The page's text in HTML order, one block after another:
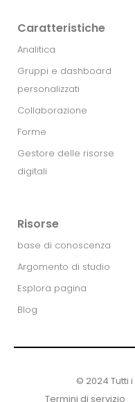
Caratteristiche
Analitica
Gruppi e dashboard
personalizzati
Collaborazione
Forme
Gestore delle risorse
digitali
Risorse
base di conoscenza
Argomento di studio
Esplora pagina
Blog
© 2024 Tutti
Termini di servizio